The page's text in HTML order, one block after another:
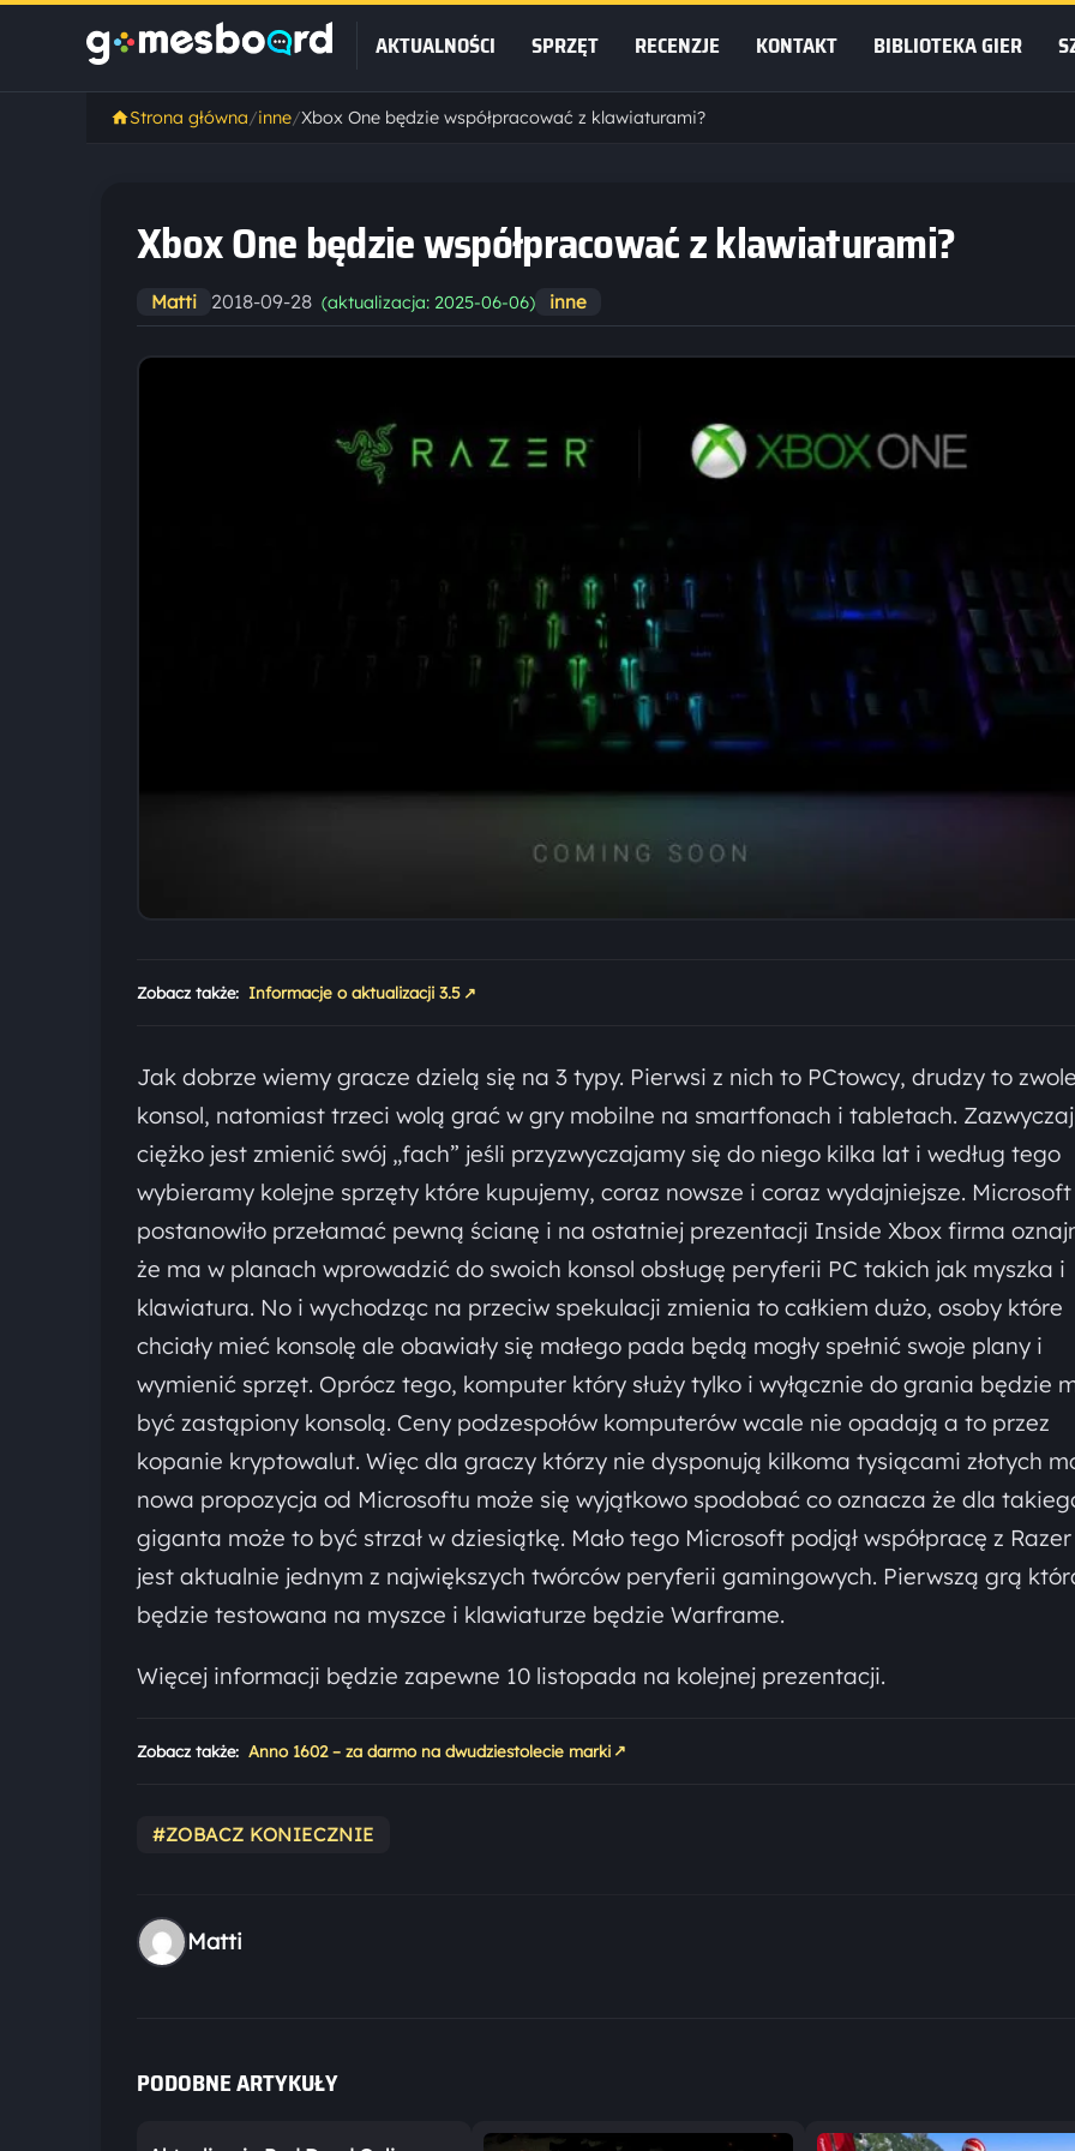
AKTUALNOŚCI SPRZĘT RECENZJE KONTAKT BIBLIOTEKA GIER
Strona główna/inne/Xbox One będzie współpracować z klawiaturami?
Xbox One będzie współpracować z klawiaturami?
Matti 2018-09-28 (aktualizacja: 2025-06-06) inne
Zobacz także: Informacje o aktualizacji 3.5 ↗
Jak dobrze wiemy gracze dzielą się na 3 typy. Pierwsi z nich to PCtowcy, drudzy to
konsol, natomiast trzeci wolą grać w gry mobilne na smartfonach i tabletach. Zazwyczaj
ciężko jest zmienić swój „fach” jeśli przyzwyczajamy się do niego kilka lat i według tego
wybieramy kolejne sprzęty które kupujemy, coraz nowsze i coraz wydajniejsze. Microsoft
postanowiło przełamać pewną ścianę i na ostatniej prezentacji Inside Xbox firma
że ma w planach wprowadzić do swoich konsol obsługę peryferii PC takich jak myszka i
klawiatura. No i wychodząc na przeciw spekulacji zmienia to całkiem dużo, osoby które
chciały mieć konsolę ale obawiały się małego pada będą mogły spełnić swoje plany i
wymienić sprzęt. Oprócz tego, komputer który służy tylko i wyłącznie do grania będzie
być zastąpiony konsolą. Ceny podzespołów komputerów wcale nie opadają a to przez
kopanie kryptowalut. Więc dla graczy którzy nie dysponują kilkoma tysiącami złotych
nowa propozycja od Microsoftu może się wyjątkowo spodobać co oznacza że dla
giganta może to być strzał w dziesiątkę. Mało tego Microsoft podjął współpracę z
jest aktualnie jednym z największych twórców peryferii gamingowych. Pierwszą grą
będzie testowana na myszce i klawiaturze będzie Warframe.
Więcej informacji będzie zapewne 10 listopada na kolejnej prezentacji.
Zobacz także: Anno 1602 – za darmo na dwudziestolecie marki ↗
#ZOBACZ KONIECZNIE
Matti
PODOBNE ARTYKUŁY